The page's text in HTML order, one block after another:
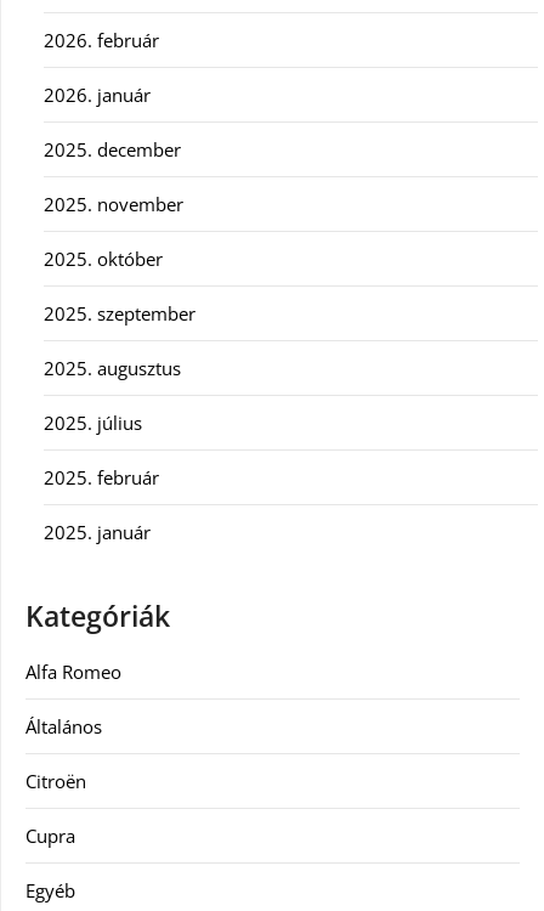
2026. február
2026. január
2025. december
2025. november
2025. október
2025. szeptember
2025. augusztus
2025. július
2025. február
2025. január
Kategóriák
Alfa Romeo
Általános
Citroën
Cupra
Egyéb